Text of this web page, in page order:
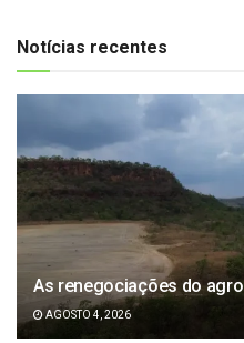
Notícias recentes
As renegociações do agro
AGOSTO 4, 2026